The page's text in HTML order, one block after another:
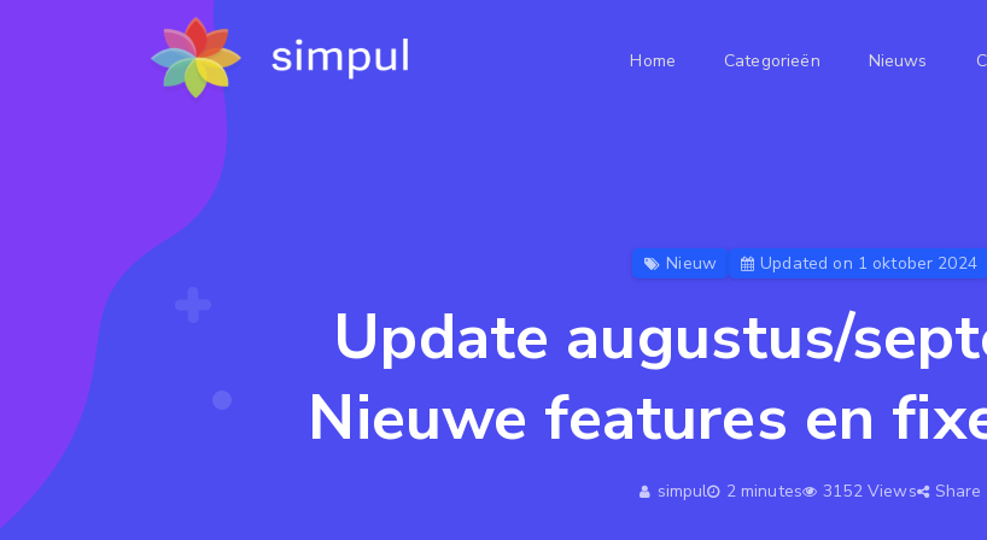
Home Categorieën Nieuws
Nieuw Updated on 1 oktober 2024
Update augustus/
Nieuwe features en
simpul 2 minutes 3152 Views Share